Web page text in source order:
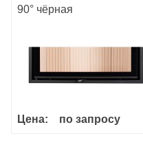
90° чёрная
Цена: по запросу